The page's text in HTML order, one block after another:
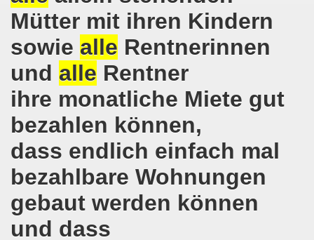
Mütter mit ihren Kindern
sowie alle Rentnerinnen
und alle Rentner
ihre monatliche Miete gut
bezahlen können,
dass endlich einfach mal
bezahlbare Wohnungen
gebaut werden können
und dass
nimmt am 08.04.2019 Mietfragen, Hartz IV und
Bewegung am 11.03.2019 mahnt an Folgen von
am 11.03.2019 solidarisch mit Kollegen in
am 11.03.2019 im Zeichen des
am 11.02.2019 protestiert und demonstriert
am 11.02.2019 - antifaschistische Demonstration
701. Montagsdemonstration Gelsenkirchen
stärken - jetzt erst recht!